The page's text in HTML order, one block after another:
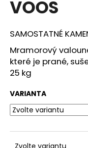
VOOS
SAMOSTATNÉ
Mramorový
které je prané,
25 kg
VARIANTA
Zvolte variantu
a
í
t
?